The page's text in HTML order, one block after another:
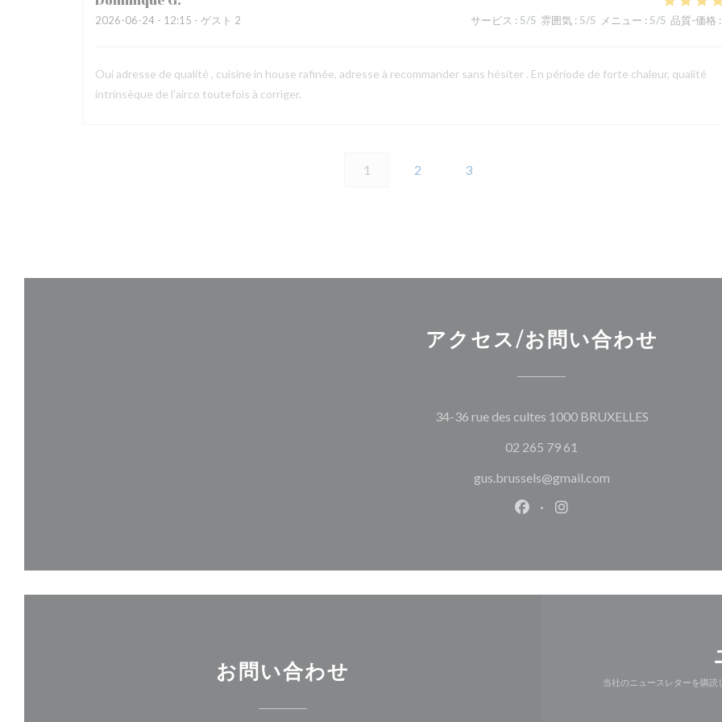
2026-06-24 - 12:15 - ゲスト 2 サービス : 5/5 雰囲気: 5/5 メニュー : 5/5 品質-価格 :
Oui adresse de qualité , cuisine in house rafinée, adresse à recommander sans hésiter . En période de forte chaleur, qualité
intrinsèque de l'airco toutefois à corriger.
1 2 3
アクセス/お問い合わせ
34-36 rue des cultes 1000 BRUXELLES((新しいウ
02 265 79 61
gus.brussels@gmail.com
Facebook ((新しいウィンドウ
Instagram ((新しいウィ
お問い合わせ 当社のニュースレターを購